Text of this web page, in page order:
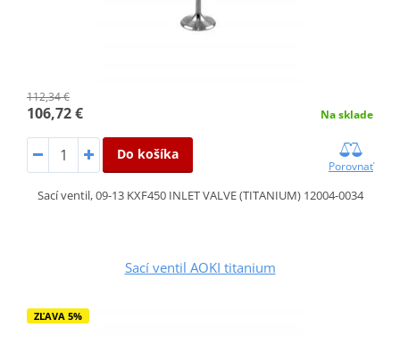
112,34 €
106,72 € Na sklade
Do košíka
Porovnať
Sací ventil, 09-13 KXF450 INLET VALVE (TITANIUM) 12004-0034
Sací ventil AOKI titanium
ZĽAVA 5%